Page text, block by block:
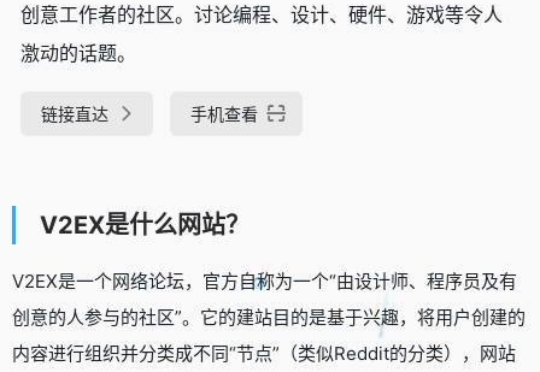
创意工作者的社区。讨论编程、设计、硬件、游戏等令人
激动的话题。
链接直达 手机查看
V2EX是什么网站？
V2EX是一个网络论坛，官方自称为一个“由设计师、程序员及有
创意的人参与的社区”。它的建站目的是基于兴趣，将用户创建的
内容进行组织并分类成不同“节点”（类似Reddit的分类），网站